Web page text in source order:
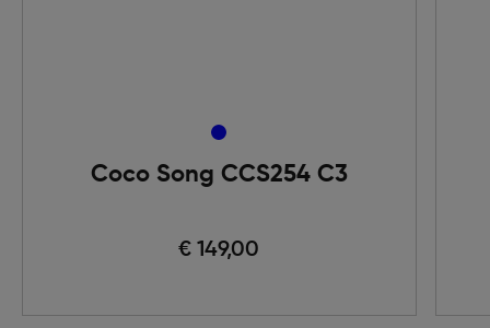
Coco Song CCS254 C3
€ 149,00